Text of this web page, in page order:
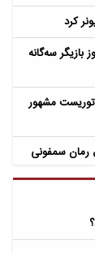
بازیگر سه‌گانه
مشهور
رمان سمفونی